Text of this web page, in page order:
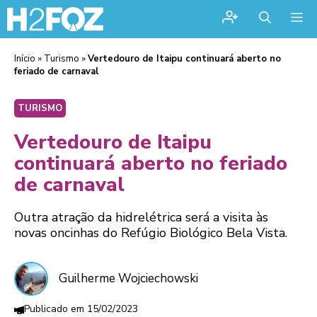
Início » Turismo »Vertedouro de Itaipu continuará aberto no
feriado de carnaval
TURISMO
Vertedouro de Itaipu
continuará aberto no feriado
de carnaval
Outra atração da hidrelétrica será a visita às
novas oncinhas do Refúgio Biológico Bela Vista.
Guilherme Wojciechowski
15/02/2023